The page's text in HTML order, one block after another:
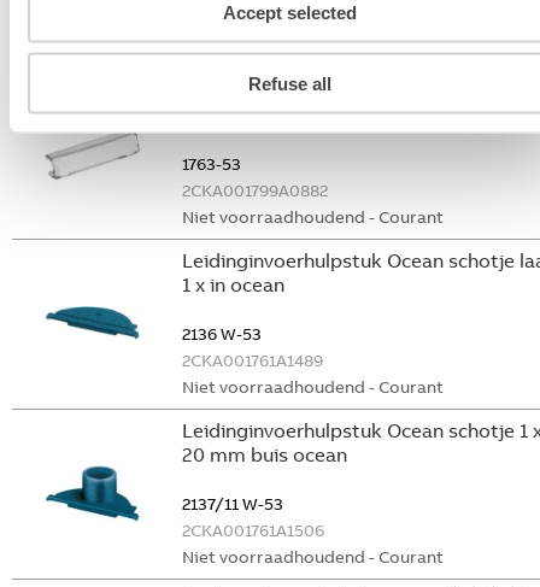
Accept selected
Refuse all
2CKA001761A1503
Niet voorraadhoudend - Courant
Tekstplaathouder Ocean
tekststrookhouder 57.8 x 9.8mm ocean
1763-53
2CKA001799A0882
Niet voorraadhoudend - Courant
Leidinginvoerhulpstuk Ocean schotje
1 x in ocean
2136 W-53
2CKA001761A1489
Niet voorraadhoudend - Courant
Leidinginvoerhulpstuk Ocean schotje 1
20 mm buis ocean
2137/11 W-53
2CKA001761A1506
Niet voorraadhoudend - Courant